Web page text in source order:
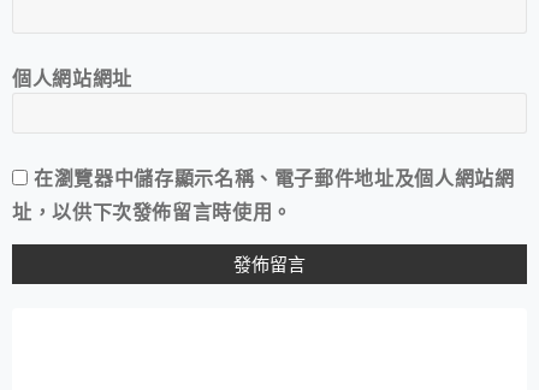
個人網站網址
在瀏覽器中儲存顯示名稱、電子郵件地址及個人網站網
址，以供下次發佈留言時使用。